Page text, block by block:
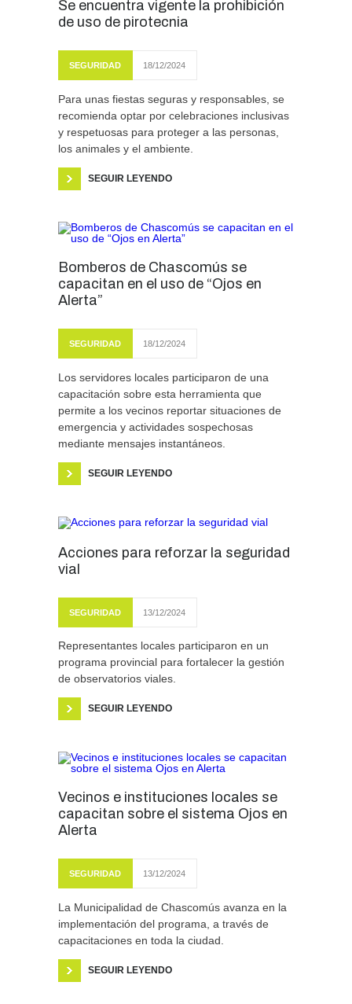
Se encuentra vigente la prohibición
de uso de pirotecnia
SEGURIDAD 18/12/2024
Para unas fiestas seguras y responsables, se
recomienda optar por celebraciones inclusivas
y respetuosas para proteger a las personas,
los animales y el ambiente.
SEGUIR LEYENDO
Bomberos de Chascomús se
capacitan en el uso de “Ojos en
Alerta”
SEGURIDAD 18/12/2024
Los servidores locales participaron de una
capacitación sobre esta herramienta que
permite a los vecinos reportar situaciones de
emergencia y actividades sospechosas
mediante mensajes instantáneos.
SEGUIR LEYENDO
Acciones para reforzar la seguridad
vial
SEGURIDAD 13/12/2024
Representantes locales participaron en un
programa provincial para fortalecer la gestión
de observatorios viales.
SEGUIR LEYENDO
Vecinos e instituciones locales se
capacitan sobre el sistema Ojos en
Alerta
SEGURIDAD 13/12/2024
La Municipalidad de Chascomús avanza en la
implementación del programa, a través de
capacitaciones en toda la ciudad.
SEGUIR LEYENDO